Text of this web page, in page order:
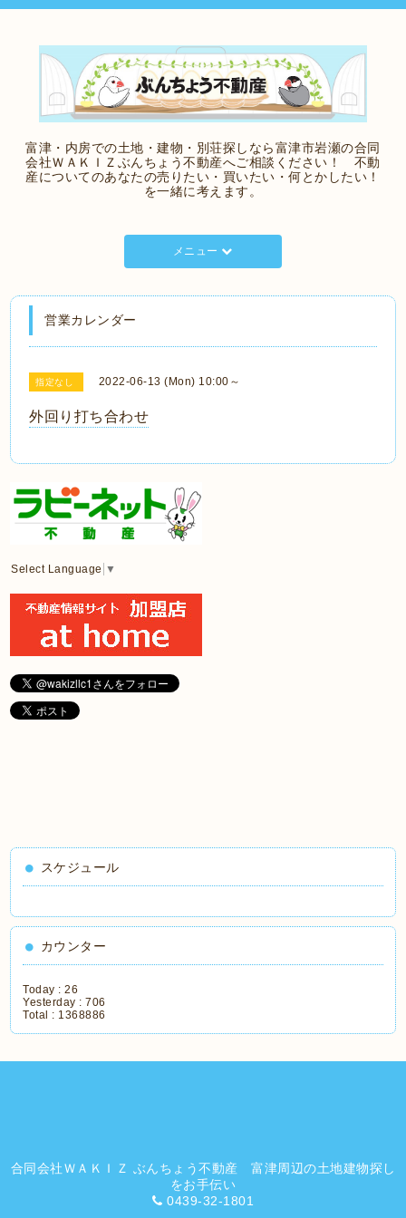
富津・内房での土地・建物・別荘探しなら富津市岩瀬の合同
会社ＷＡＫＩＺぶんちょう不動産へご相談ください！ 不動
産についてのあなたの売りたい・買いたい・何とかしたい！
を一緒に考えます。
メニュー
営業カレンダー
指定なし 2022-06-13 (Mon) 10:00～
外回り打ち合わせ
Select Language ▼
スケジュール
カウンター
Today :26
Yesterday :706
Total : 1368886
合同会社ＷＡＫＩＺ ぶんちょう不動産 富津周辺の土地建物探し
をお手伝い
0439-32-1801